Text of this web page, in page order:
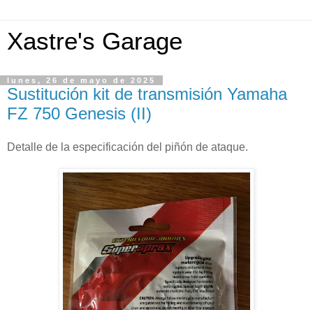
Xastre's Garage
lunes, 26 de mayo de 2025
Sustitución kit de transmisión Yamaha
FZ 750 Genesis (II)
Detalle de la especificación del piñón de ataque.